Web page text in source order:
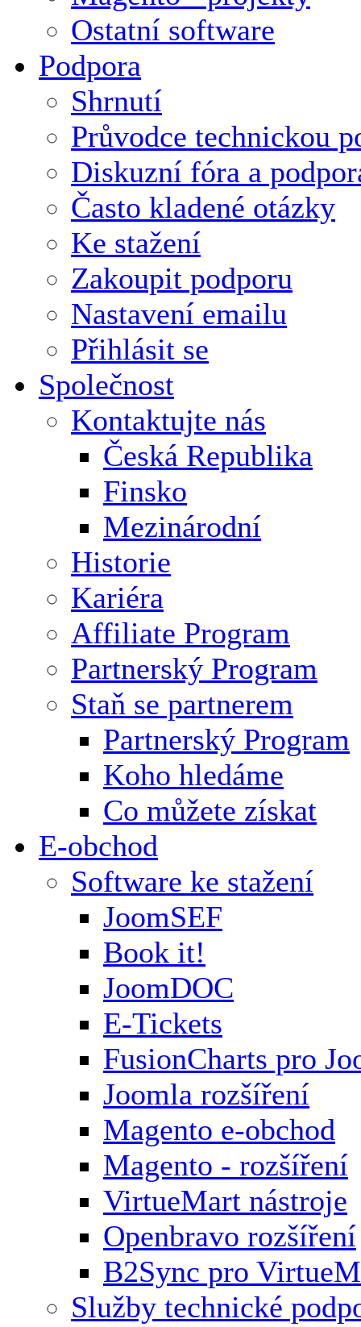
Ostatní software
Podpora
Shrnutí
Průvodce technickou
Diskuzní fóra a
Často kladené otázky
Ke stažení
Zakoupit podporu
Nastavení emailu
Přihlásit se
Společnost
Kontaktujte nás
Česká Republika
Finsko
Mezinárodní
Historie
Kariéra
Affiliate Program
Partnerský Program
Staň se partnerem
Partnerský Program
Koho hledáme
Co můžete získat
E-obchod
Software ke stažení
JoomSEF
Book it!
JoomDOC
E-Tickets
FusionCharts pro
Joomla rozšíření
Magento e-obchod
Magento - rozšíření
VirtueMart nástroje
Openbravo rozšíření
B2Sync pro
Služby technické